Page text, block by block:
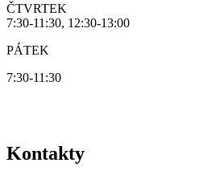
ČTVRTEK
7:30-11:30, 12:30-13:00
PÁTEK
7:30-11:30
Kontakty